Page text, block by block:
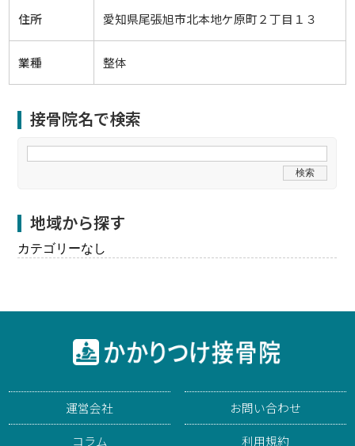
住所 愛知県尾張旭市北本地ケ原町２丁目１３
業種 整体
接骨院名で検索
地域から探す
カテゴリーなし
運営会社
コラム
お問い合わせ
利用規約